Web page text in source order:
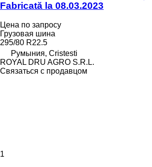
Fabricată la 08.03.2023
Цена по запросу
Грузовая шина
295/80 R22.5
Румыния, Cristesti
ROYAL DRU AGRO S.R.L.
Связаться с продавцом
1